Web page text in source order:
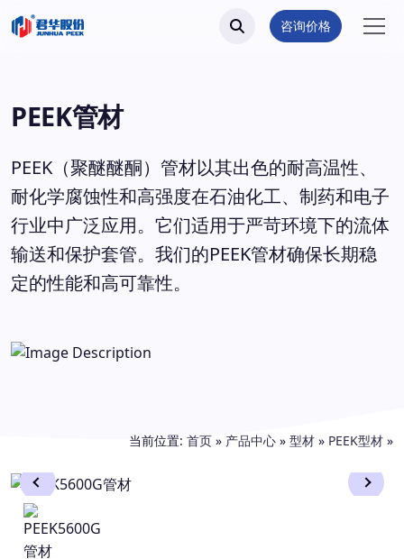
咨询价格
PEEK管材
PEEK（聚醚醚酮）管材以其出色的耐高温性、
耐化学腐蚀性和高强度在石油化工、制药和电子
行业中广泛应用。它们适用于严苛环境下的流体
输送和保护套管。我们的PEEK管材确保长期稳
定的性能和高可靠性。
当前位置: 首页 » 产品中心 » 型材 » PEEK型材 »